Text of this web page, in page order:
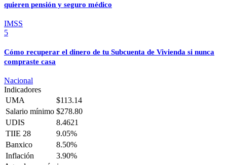
quieren pensión y seguro médico
IMSS
5
Cómo recuperar el dinero de tu Subcuenta de Vivienda si nunca
compraste casa
Nacional
Indicadores
UMA
$113.14
Salario mínimo $278.80
UDIS
8.4621
TIIE 28
9.05%
Banxico
8.50%
Inflación
3.90%